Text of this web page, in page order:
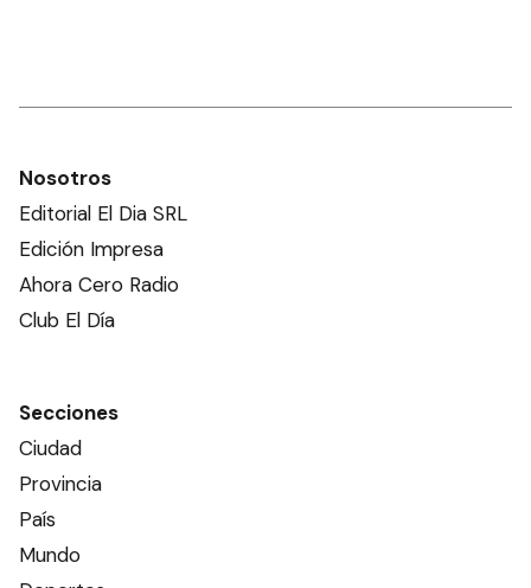
Nosotros
Editorial El Dia SRL
Edición Impresa
Ahora Cero Radio
Club El Día
Secciones
Ciudad
Provincia
País
Mundo